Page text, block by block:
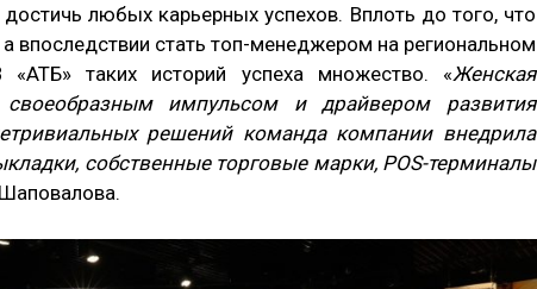
любых карьерных успехов. Вплоть до того, что
впоследствии стать топ-менеджером на региональном
таких историй успеха множество. «Женская
своеобразным импульсом и драйвером развития
решений команда компании внедрила
собственные торговые марки, POS-терминалы